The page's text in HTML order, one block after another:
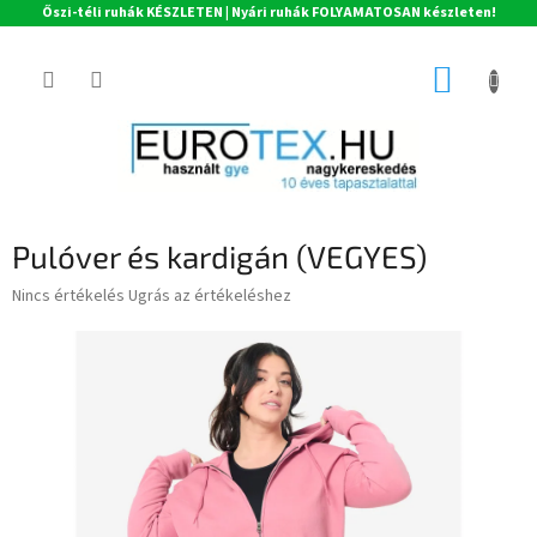
Őszi-téli ruhák KÉSZLETEN | Nyári ruhák FOLYAMATOSAN készleten!
KOSÁR
Pulóver és kardigán (VEGYES)
A
Nincs értékelés Ugrás az értékeléshez